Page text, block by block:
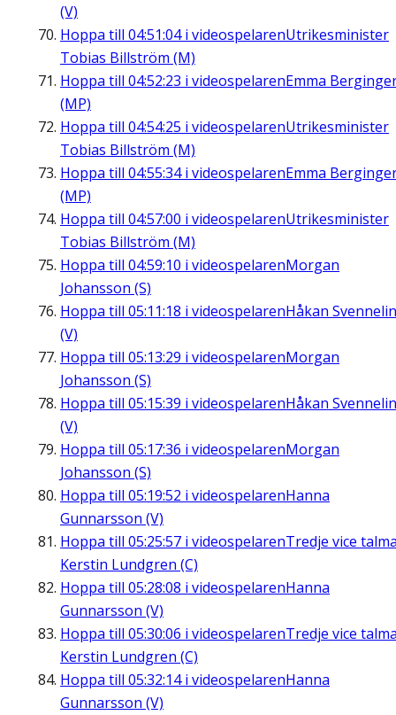
(V)
Hoppa till 04:51:04i videospelarenUtrikesminister
Tobias Billström (M)
Hoppa till 04:52:23 i videospelarenEmma
(MP)
Hoppa till 04:54:25 i videospelarenUtrikesminister
Tobias Billström (M)
Hoppa till 04:55:34i videospelarenEmma
(MP)
Hoppa till 04:57:00 i videospelarenUtrikesminister
Tobias Billström (M)
Hoppa till 04:59:10 i videospelarenMorgan
Johansson (S)
Hoppa till 05:11:18 i videospelarenHåkan
(V)
Hoppa till 05:13:29 i videospelarenMorgan
Johansson (S)
Hoppa till 05:15:39 i videospelarenHåkan
(V)
Hoppa till 05:17:36 i videospelarenMorgan
Johansson (S)
Hoppa till 05:19:52 i videospelarenHanna
Gunnarsson (V)
Hoppa till 05:25:57 i videospelarenTredje vice
Kerstin Lundgren (C)
Hoppa till 05:28:08 i videospelarenHanna
Gunnarsson (V)
Hoppa till 05:30:06 i videospelarenTredje vice
Kerstin Lundgren (C)
Hoppa till 05:32:14i videospelarenHanna
Gunnarsson (V)